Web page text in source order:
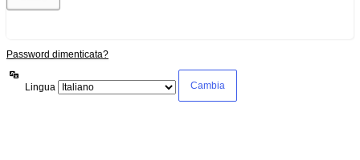
Password dimenticata?
Lingua